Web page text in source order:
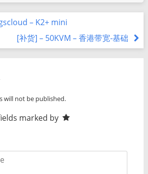
– K2+ mini
[补货] – 50KVM – 香港带宽-基础
will not be published.
marked by